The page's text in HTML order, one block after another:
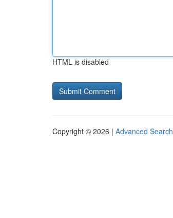
HTML is disabled
Copyright © 2026 | Advanced Search